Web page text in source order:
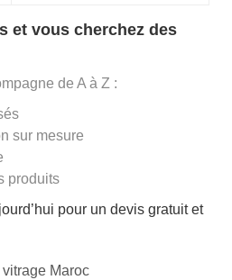
et vous cherchez des
de A à Z :
sur mesure
produits
pour un devis gratuit et
Maroc